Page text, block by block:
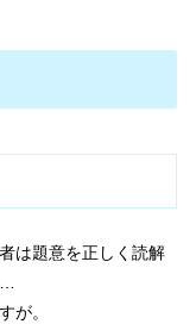
は題意を正しく読解
…
が。